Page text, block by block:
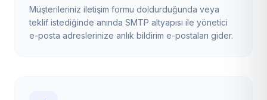
Müşterileriniz iletişim formu doldurduğunda veya
teklif istediğinde anında SMTP altyapısı ile yönetici
e-posta adreslerinize anlık bildirim e-postaları gider.